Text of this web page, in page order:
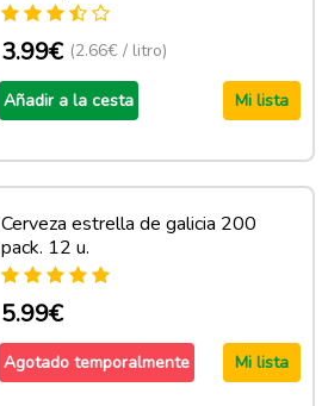
3.99€ (2.66€ / litro)
Añadir a la cesta Mi lista
Cerveza estrella de galicia 200
pack. 12 u.
5.99€
Agotado temporalmente Mi lista